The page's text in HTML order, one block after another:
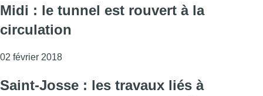
Midi : le tunnel est rouvert à la
circulation
02 février 2018Consulter l'article "Accident dans le tunnel
Saint-Josse : les travaux liés à